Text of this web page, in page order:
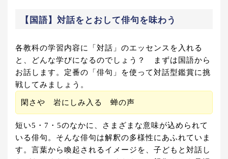
【国語】対話をとおして俳句を味わう
各教科の学習内容に「対話」のエッセンスを入れる
と、どんな学びになるのでしょう？ まずは国語から
お話します。定番の「俳句」を使って対話型鑑賞に挑
戦してみましょう。
閑さや 岩にしみ入る 蝉の声
短い5・7・5のなかに、さまざまな意味が込められて
いる俳句。そんな俳句は解釈の多様性にあふれていま
す。言葉から喚起されるイメージを、子どもと対話し